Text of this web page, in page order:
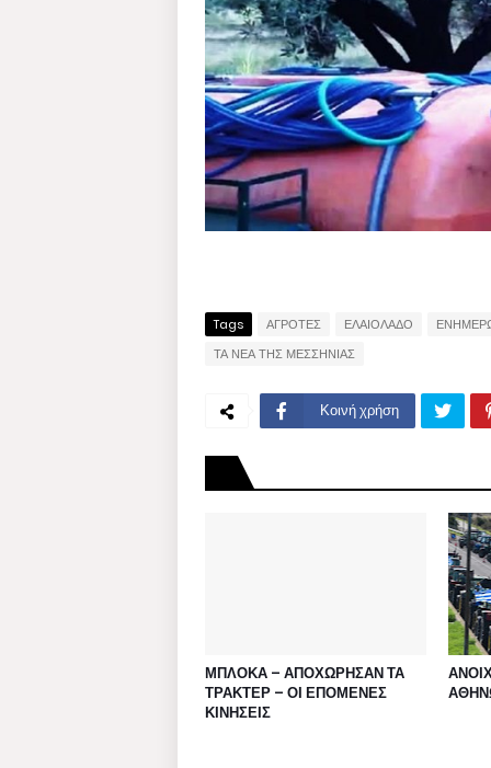
Tags ΑΓΡΟΤΕΣ ΕΛΑΙΟΛΑΔΟ
ΤΑ ΝΕΑ ΤΗΣ ΜΕΣΣΗΝΙΑΣ
Κοινή χρήση
ΜΠΛΟΚΑ – ΑΠΟΧΩΡΗΣΑΝ ΤΑ
ΤΡΑΚΤΕΡ – ΟΙ ΕΠΟΜΕΝΕΣ
ΚΙΝΗΣΕΙΣ